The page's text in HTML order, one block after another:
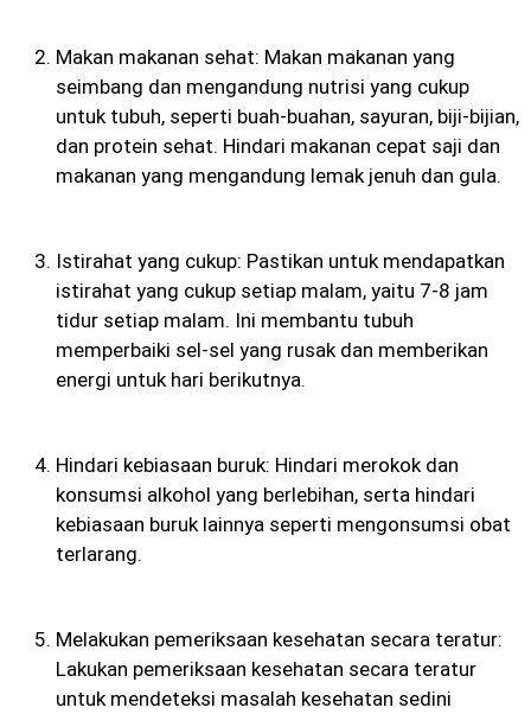
Makan makanan sehat: Makan makanan yang
seimbang dan mengandung nutrisi yang cukup
untuk tubuh, seperti buah-buahan, sayuran, biji-bijian,
dan protein sehat. Hindari makanan cepat saji dan
makanan yang mengandung lemak jenuh dan gula.
Istirahat yang cukup: Pastikan untuk mendapatkan
istirahat yang cukup setiap malam, yaitu 7-8 jam
tidur setiap malam. Ini membantu tubuh
memperbaiki sel-sel yang rusak dan memberikan
energi untuk hari berikutnya.
Hindari kebiasaan buruk: Hindari merokok dan
konsumsi alkohol yang berlebihan, serta hindari
kebiasaan buruk lainnya seperti mengonsumsi obat
terlarang.
Melakukan pemeriksaan kesehatan secara teratur:
Lakukan pemeriksaan kesehatan secara teratur
untuk mendeteksi masalah kesehatan sedini